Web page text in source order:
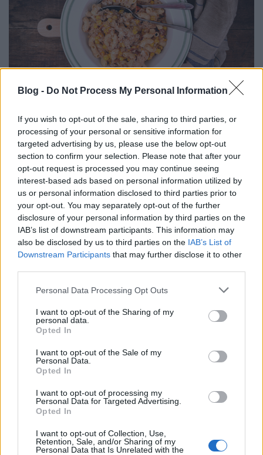
Blog - Do Not Process My Personal Information
If you wish to opt-out of the sale, sharing to third parties, or
processing of your personal or sensitive information for
targeted advertising by us, please use the below opt-out
section to confirm your selection. Please note that after your
opt-out request is processed you may continue seeing
interest-based ads based on personal information utilized by
us or personal information disclosed to third parties prior to
your opt-out. You may separately opt-out of the further
disclosure of your personal information by third parties on the
IAB’s list of downstream participants. This information may
also be disclosed by us to third parties on the IAB’s List of
Downstream Participants that may further disclose it to other
Please note that this website/app uses one or more Google
not limited to your visit or usage behaviour. You may click to
grant or deny consent to Google and its third-party tags to
use your data for below specified purposes in below Google
consent section.
Personal Data Processing Opt Outs
I want to opt-out of the Sharing of my
personal data.
Opted In
I want to opt-out of the Sale of my
Personal Data.
Opted In
I want to opt-out of processing my
Personal Data for Targeted Advertising.
Opted In
I want to opt-out of Collection, Use,
Retention, Sale, and/or Sharing of my
Personal Data that Is Unrelated with the
Kukoricás, sonkás tészta
Havasilive• 2016. december 21.
A karácsonyra én soha nem decemberben készülök.
Nem bírom a belvárosi nyüzsgést, a dugókat, a
plázák levegőtlen és lökdösődő tömegeit, így ...
Bakonyi csirke tésztával